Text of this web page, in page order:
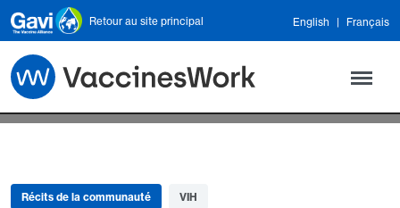
Skip to main content
Retour au site principal English Français
Récits de la communauté VIH